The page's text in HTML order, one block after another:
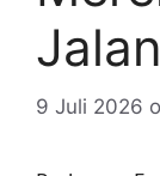
9 Juli 2026